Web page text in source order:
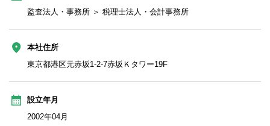
監査法人・事務所 ＞ 税理士法人・会計事務所
本社住所
東京都港区元赤坂1-2-7赤坂Ｋタワー19F
設立年月
2002年04月